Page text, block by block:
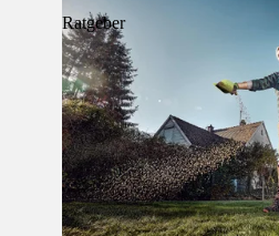
Ratgeber